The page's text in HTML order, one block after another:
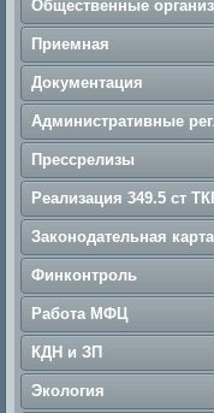
Общественные
Приемная
Документация
Административные
Прессрелизы
Реализация 349.5 ст
Законодательная карта
Финконтроль
Работа МФЦ
КДН и ЗП
Экология